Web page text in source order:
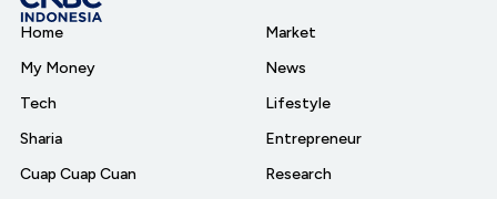
Home
My Money
Tech
Sharia
Cuap Cuap Cuan
Market
News
Lifestyle
Entrepreneur
Research